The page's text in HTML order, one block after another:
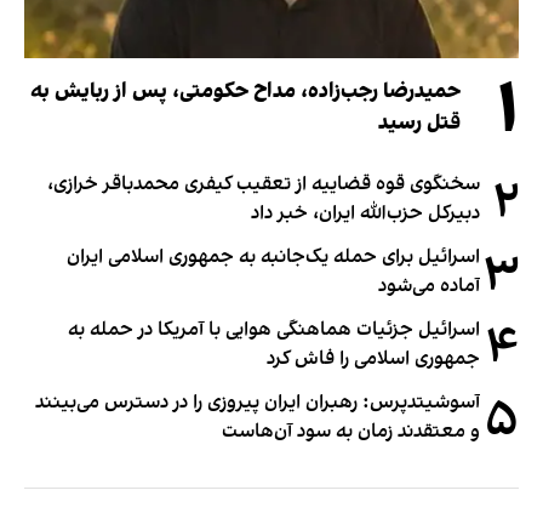
۱
حمیدرضا رجب‌زاده، مداح حکومتی، پس از ربایش به
قتل رسید
۲ سخنگوی قوه قضاییه از تعقیب کیفری محمدباقر خرازی،
دبیر‌کل حزب‌الله ایران، خبر داد
۳ اسرائیل برای حمله یک‌جانبه به جمهوری اسلامی ایران
آماده می‌شود
۴ اسرائیل جزئیات هماهنگی هوایی با آمریکا در حمله به
جمهوری اسلامی را فاش کرد
۵ آسوشیتدپرس: رهبران ایران پیروزی را در دسترس می‌بینند
و معتقدند زمان به سود آن‌هاست